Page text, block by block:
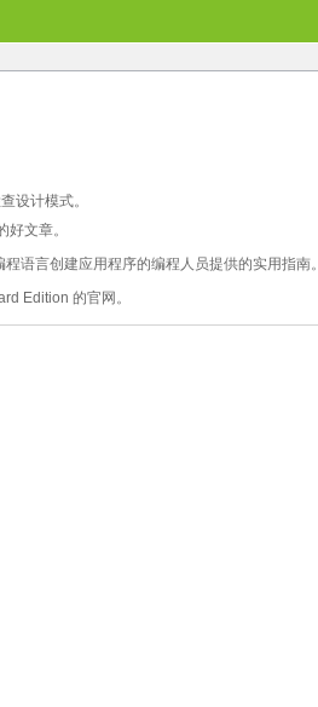
设计模式。
好文章。
语言创建应用程序的编程人员提供的实用指南。
Edition 的官网。